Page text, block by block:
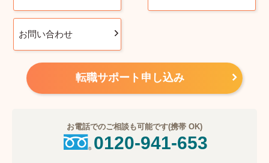
お問い合わせ
転職サポート申し込み
お電話でのご相談も可能です(携帯 OK)
0120-941-653